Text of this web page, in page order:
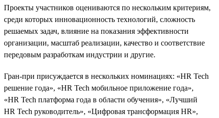
Проекты участников оцениваются по нескольким критериям,
среди которых инновационность технологий, сложность
решаемых задач, влияние на показания эффективности
организации, масштаб реализации, качество и соответствие
передовым разработкам индустрии и другие.
Гран-при присуждается в нескольких номинациях: «HR Tech
решение года», «HR Tech мобильное приложение года»,
«HR Tech платформа года в области обучения», «Лучший
HR Tech руководитель», «Цифровая трансформация HR»,